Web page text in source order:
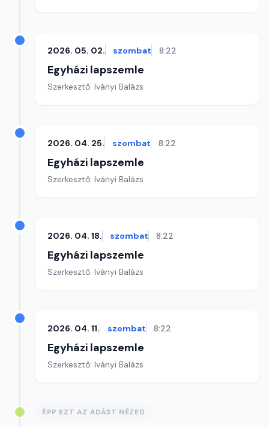
2026. 05. 02. szombat 8:22
Egyházi lapszemle
Szerkesztő: Iványi Balázs
2026. 04. 25. szombat 8:22
Egyházi lapszemle
Szerkesztő: Iványi Balázs
2026. 04. 18. szombat 8:22
Egyházi lapszemle
Szerkesztő: Iványi Balázs
2026. 04. 11. szombat 8:22
Egyházi lapszemle
Szerkesztő: Iványi Balázs
ÉPP EZT AZ ADÁST NÉZED